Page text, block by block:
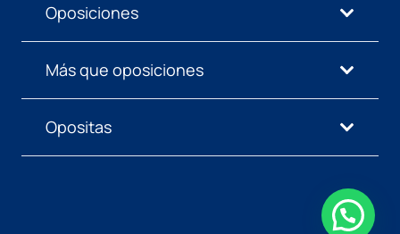
Oposiciones
Más que oposiciones
Opositas